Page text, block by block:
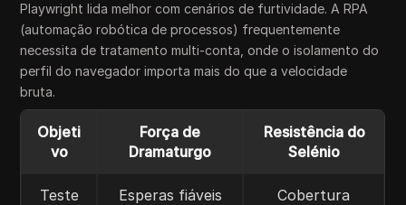
Playwright lida melhor com cenários de furtividade. A RPA
(automação robótica de processos) frequentemente
necessita de tratamento multi-conta, onde o isolamento do
perfil do navegador importa mais do que a velocidade
bruta.
Objeti
vo
Força de
Dramaturgo
Resistência do
Selénio
Teste
Esperas fiáveis
Cobertura